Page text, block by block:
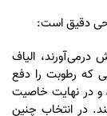
دقیق است:
درمی‌آورند، الیاف
که رطوبت را دفع
و در نهایت خاصیت
در انتخاب چنین